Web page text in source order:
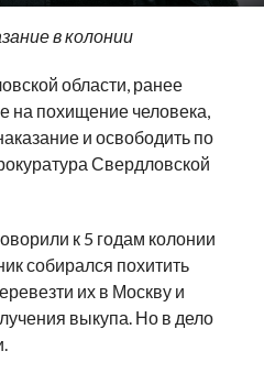
в колонии
области, ранее
на похищение человека,
и освободить по
Свердловской
к 5 годам колонии
собирался похитить
их в Москву и
выкупа. Но в дело